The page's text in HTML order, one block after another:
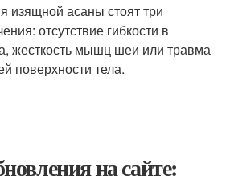
изящной асаны стоят три
отсутствие гибкости в
жесткость мышц шеи или травма
поверхности тела.
на сайте: